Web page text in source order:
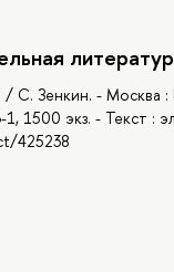
С. Зенкин. - Москва :
1500 экз. - Текст :
425238